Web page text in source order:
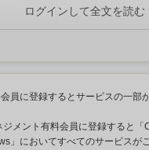
ログインして全文を読む
員に登録するとサービスの一部
メント有料会員に登録すると「
」においてすべてのサービスが